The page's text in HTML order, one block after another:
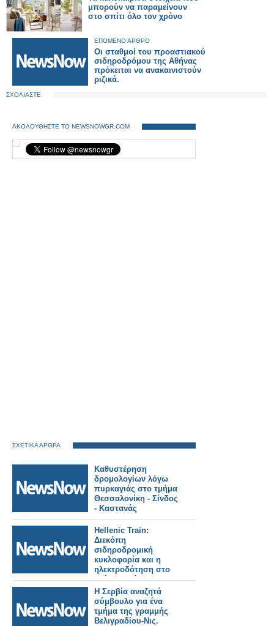
μπορούν να παραμείνουν
στο σπίτι όλο τον χρόνο
ΕΠΟΜΕΝΟ ΑΡΘΡΟ
Οι σταθμοί του προαστιακού
σιδηροδρόμου της Αθήνας
πρόκειται να ανακαινιστούν
ριζικά.
ΣΧΟΛΙΑΣΤΕ
ΑΚΟΛΟΥΘΗΣΤΕ ΤΟ NEWSNOWGR.COM
ΣΧΕΤΙΚΑ ΑΡΘΡΑ
Καθυστέρηση
δρομολογίων λόγω
πυρκαγιάς στο τμήμα
Θεσσαλονίκη - Σίνδος
- Καστανάς
Hellenic Train:
Διεκόπη
σιδηροδρομική
κυκλοφορία και η
ηλεκτροδότηση στο
τμήμα Οινόη –
Χαλκίδα, εξαιτίας
πυρκαγιάς.
Η Σερβία αναζητά
σύμβουλο για ένα
τμήμα της γραμμής
Βελιγραδίου-Νις.